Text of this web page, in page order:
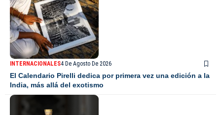
INTERNACIONALES4 De Agosto De 2026
El Calendario Pirelli dedica por primera vez una edición a la
India, más allá del exotismo